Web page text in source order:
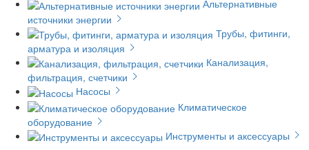
Альтернативные
источники энергии
Трубы, фитинги,
арматура и изоляция
Канализация,
фильтрация, счетчики
Насосы
Климатическое
оборудование
Инструменты и аксессуары